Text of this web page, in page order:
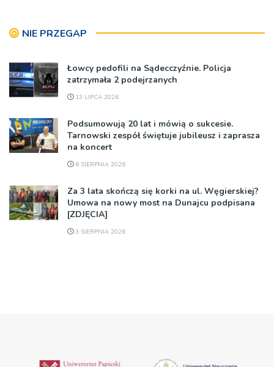
NIE PRZEGAP
Łowcy pedofili na Sądecczyźnie. Policja
zatrzymała 2 podejrzanych
13 LIPCA 2026
Podsumowują 20 lat i mówią o sukcesie.
Tarnowski zespół świętuje jubileusz i zaprasza
na koncert
6 SIERPNIA 2026
Za 3 lata skończą się korki na ul. Węgierskiej?
Umowa na nowy most na Dunajcu podpisana
[ZDJĘCIA]
3 SIERPNIA 2026